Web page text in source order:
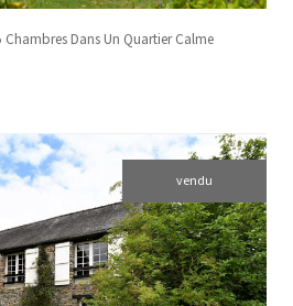
Dans Un Quartier Calme
vendu